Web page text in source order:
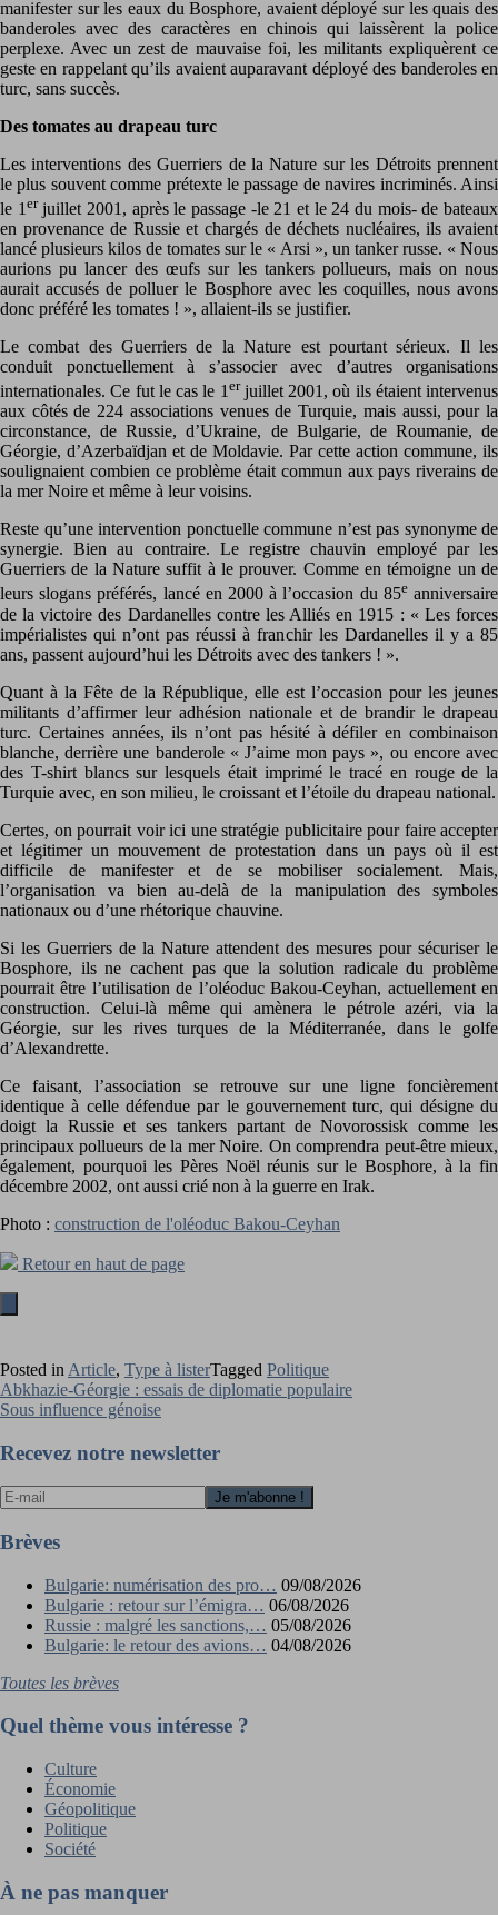
manifester sur les eaux du Bosphore, avaient déployé sur les quais des
banderoles avec des caractères en chinois qui laissèrent la police
perplexe. Avec un zest de mauvaise foi, les militants expliquèrent ce
geste en rappelant qu’ils avaient auparavant déployé des banderoles en
turc, sans succès.
Des tomates au drapeau turc
Les interventions des Guerriers de la Nature sur les Détroits prennent
le plus souvent comme prétexte le passage de navires incriminés. Ainsi
le 1 erjuillet 2001, après le passage -le 21 et le 24 du mois- de bateaux
en provenance de Russie et chargés de déchets nucléaires, ils avaient
lancé plusieurs kilos de tomates sur le « Arsi », un tanker russe. « Nous
aurions pu lancer des œufs sur les tankers pollueurs, mais on nous
aurait accusés de polluer le Bosphore avec les coquilles, nous avons
donc préféré les tomates ! », allaient-ils se justifier.
Le combat des Guerriers de la Nature est pourtant sérieux. Il les
conduit ponctuellement à s’associer avec d’autres organisations
internationales. Ce fut le cas le 1erjuillet 2001, où ils étaient intervenus
aux côtés de 224 associations venues de Turquie, mais aussi, pour la
circonstance, de Russie, d’Ukraine, de Bulgarie, de Roumanie, de
Géorgie, d’Azerbaïdjan et de Moldavie. Par cette action commune, ils
soulignaient combien ce problème était commun aux pays riverains de
la mer Noire et même à leur voisins.
Reste qu’une intervention ponctuelle commune n’est pas synonyme de
synergie. Bien au contraire. Le registre chauvin employé par les
Guerriers de la Nature suffit à le prouver. Comme en témoigne un de
leurs slogans préférés, lancé en 2000 à l’occasion du 85eanniversaire
de la victoire des Dardanelles contre les Alliés en 1915 : « Les forces
impérialistes qui n’ont pas réussi à franchir les Dardanelles il y a 85
ans, passent aujourd’hui les Détroits avec des tankers ! ».
Quant à la Fête de la République, elle est l’occasion pour les jeunes
militants d’affirmer leur adhésion nationale et de brandir le drapeau
turc. Certaines années, ils n’ont pas hésité à défiler en combinaison
blanche, derrière une banderole « J’aime mon pays », ou encore avec
des T-shirt blancs sur lesquels était imprimé le tracé en rouge de la
Turquie avec, en son milieu, le croissant et l’étoile du drapeau national.
Certes, on pourrait voir ici une stratégie publicitaire pour faire accepter
et légitimer un mouvement de protestation dans un pays où il est
difficile de manifester et de se mobiliser socialement. Mais,
l’organisation va bien au-delà de la manipulation des symboles
nationaux ou d’une rhétorique chauvine.
Si les Guerriers de la Nature attendent des mesures pour sécuriser le
Bosphore, ils ne cachent pas que la solution radicale du problème
pourrait être l’utilisation de l’oléoduc Bakou-Ceyhan, actuellement en
construction. Celui-là même qui amènera le pétrole azéri, via la
Géorgie, sur les rives turques de la Méditerranée, dans le golfe
d’Alexandrette.
Ce faisant, l’association se retrouve sur une ligne foncièrement
identique à celle défendue par le gouvernement turc, qui désigne du
doigt la Russie et ses tankers partant de Novorossisk comme les
principaux pollueurs de la mer Noire. On comprendra peut-être mieux,
également, pourquoi les Pères Noël réunis sur le Bosphore, à la fin
décembre 2002, ont aussi crié non à la guerre en Irak.
Photo : construction de l'oléoduc Bakou-Ceyhan
Retour en haut de page
Posted in Article, Type à listerTagged Politique
Navigation
de
l’article
Abkhazie-Géorgie : essais de diplomatie populaire
Sous influence génoise
Recevez notre newsletter
Brèves
Bulgarie: numérisation des pro… 09/08/2026
Bulgarie : retour sur l’émigra… 06/08/2026
Russie : malgré les sanctions,… 05/08/2026
Bulgarie: le retour des avions… 04/08/2026
Toutes les brèves
Quel thème vous intéresse ?
Culture
Économie
Géopolitique
Politique
Société
À ne pas manquer